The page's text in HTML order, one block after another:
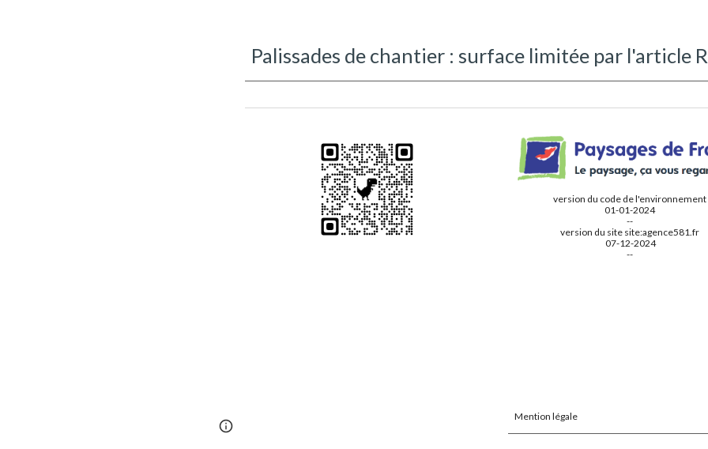
Palissades de chantier : surface limitée par l'article
version du code de l'environnement
01-01-2024
--
version du site site:agence581.fr
07-12-2024
--
Mention légale